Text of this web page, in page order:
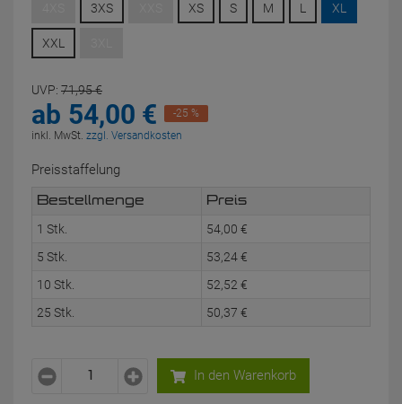
3XS XS S M L XL
XXL
UVP: 71,95€
ab 54,00 €
-25 %
inkl. MwSt. zzgl. Versandkosten
Preisstaffelung
Bestellmenge Preis
1 Stk. 54, 00 €
5 Stk.
53, 24€
10 Stk.
52, 52 €
25 Stk.
50, 37 €
In den Warenkorb